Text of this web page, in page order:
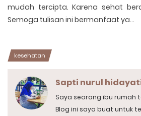
mudah tercipta. Karena sehat
Semoga tulisan ini bermanfaat ya...
kesehatan
Sapti nurul
Saya seorang ibu rumah
Blog ini saya buat untuk